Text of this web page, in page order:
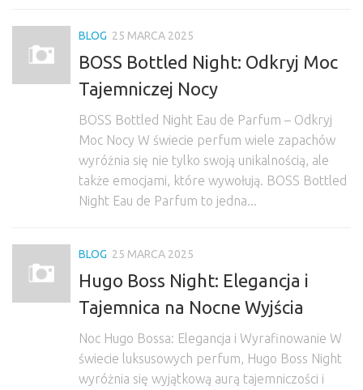
BLOG 25 MARCA 2025
BOSS Bottled Night: Odkryj Moc
Tajemniczej Nocy
BOSS Bottled Night Eau de Parfum – Odkryj
Moc Nocy W świecie perfum wiele zapachów
wyróżnia się nie tylko swoją unikalnością, ale
także emocjami, które wywołują. BOSS Bottled
Night Eau de Parfum to jedna...
BLOG 25 MARCA 2025
Hugo Boss Night: Elegancja i
Tajemnica na Nocne Wyjścia
Noc Hugo Bossa: Elegancja i Wyrafinowanie W
świecie luksusowych perfum, Hugo Boss Night
wyróżnia się wyjątkową aurą tajemniczości i